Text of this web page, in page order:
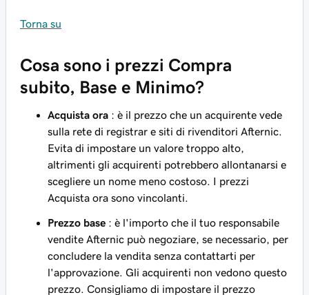
Torna su
Cosa sono i prezzi Compra
subito, Base e Minimo?
Acquista ora : è il prezzo che un acquirente vede
sulla rete di registrar e siti di rivenditori Afternic.
Evita di impostare un valore troppo alto,
altrimenti gli acquirenti potrebbero allontanarsi e
scegliere un nome meno costoso. I prezzi
Acquista ora sono vincolanti.
Prezzo base : è l'importo che il tuo responsabile
vendite Afternic può negoziare, se necessario, per
concludere la vendita senza contattarti per
l'approvazione. Gli acquirenti non vedono questo
prezzo. Consigliamo di impostare il prezzo